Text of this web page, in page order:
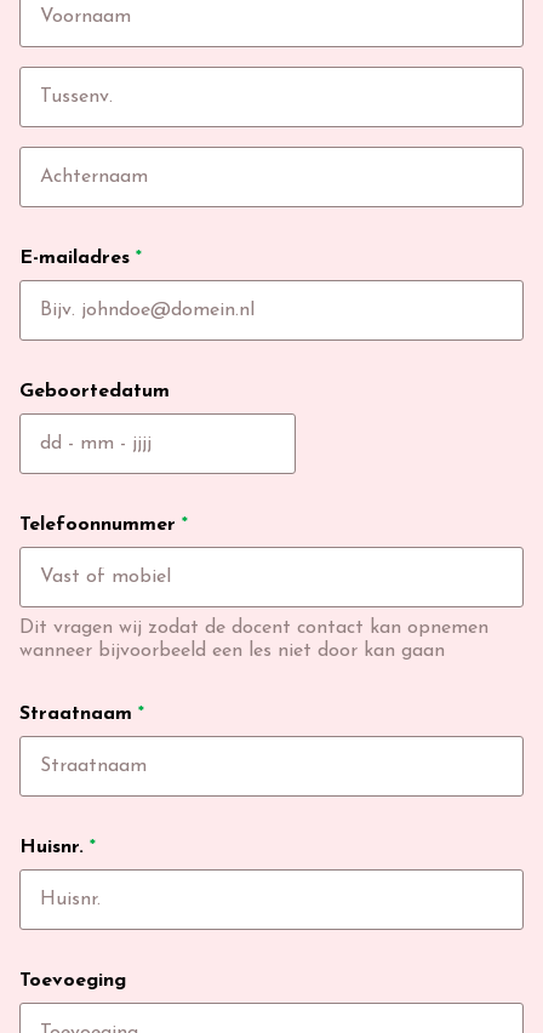
E-mailadres *
Geboortedatum
Telefoonnummer *
Dit vragen wij zodat de docent contact kan opnemen
wanneer bijvoorbeeld een les niet door kan gaan
Straatnaam *
Huisnr. *
Toevoeging